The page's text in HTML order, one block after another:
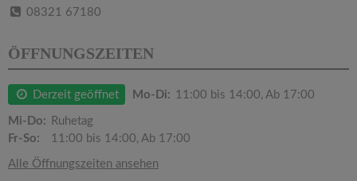
08321 67180
ÖFFNUNGSZEITEN
Derzeit geöffnet Mo-Di: 11:00 bis 14:00, Ab 17:00
Mi-Do:
Ruhetag
Fr-So:
11:00 bis 14:00, Ab 17:00
Alle Öffnungszeiten ansehen
g
a
t
i